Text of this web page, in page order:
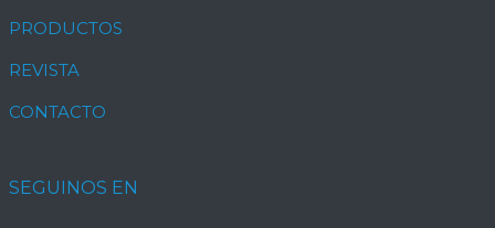
PRODUCTOS
REVISTA
CONTACTO
SEGUINOS EN